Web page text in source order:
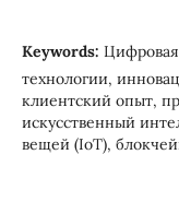
Keywords:
технологии,
клиентский опыт,
искусственный
вещей (IoT),